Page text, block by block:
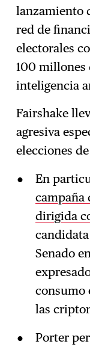
lanzamiento
red de
electorales
100 millones
inteligencia
Fairshake
agresiva
elecciones
En
campaña
dirigida
Senado
consumo
las
Porter